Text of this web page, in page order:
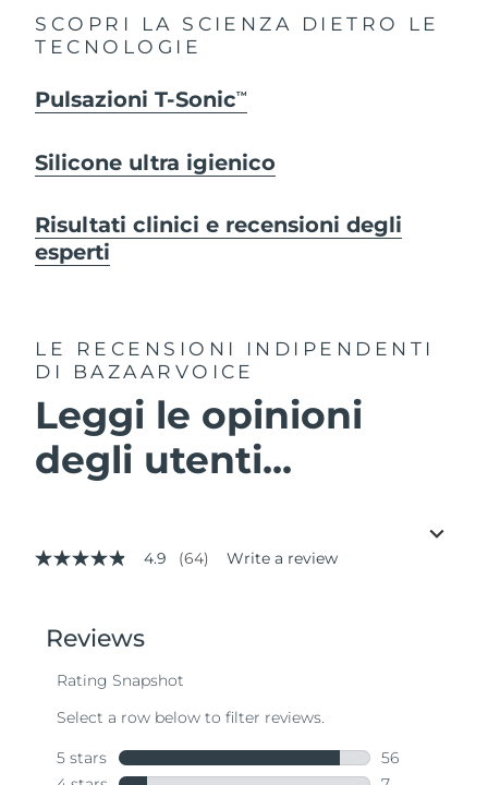
SCOPRI LA SCIENZA DIETRO LE
TECNOLOGIE
Pulsazioni T-SonicTM
Silicone ultra igienico
Risultati clinici e recensioni degli
esperti
LE RECENSIONI INDIPENDENTI
DI BAZAARVOICE
Leggi le opinioni
degli utenti...
4.9
stars,
average
value.
Same
page
4.9 (64) Write a review